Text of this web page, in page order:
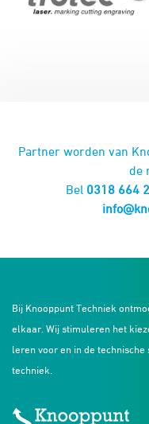
Partner worden van
de
Bel 0318 664
Bij Knooppunt Techniek
elkaar. Wij stimuleren het
leren voor en in de
techniek.